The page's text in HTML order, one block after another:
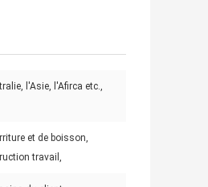
l'Asie, l'Afirca etc.,
et de boisson,
travail,